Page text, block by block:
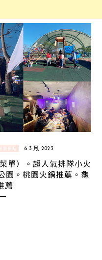
園景點 6 3 月, 2023
單）。超人氣排隊小火
園。桃園火鍋推薦。龜
薦